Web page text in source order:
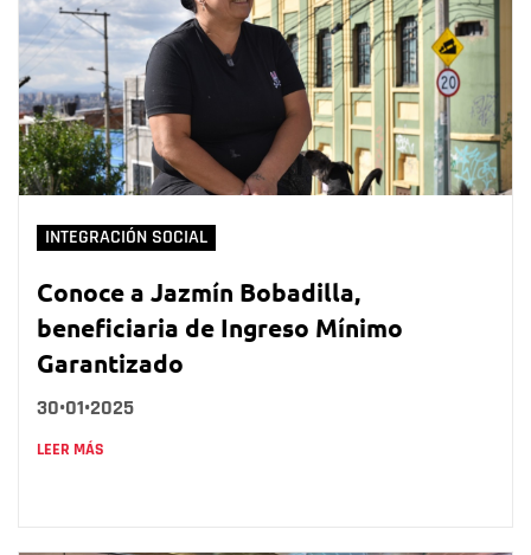
INTEGRACIÓN SOCIAL
Conoce a Jazmín Bobadilla,
beneficiaria de Ingreso Mínimo
Garantizado
30•01•2025
LEER MÁS